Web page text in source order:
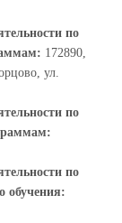
по
172890,
ул.
по
по
обучения: